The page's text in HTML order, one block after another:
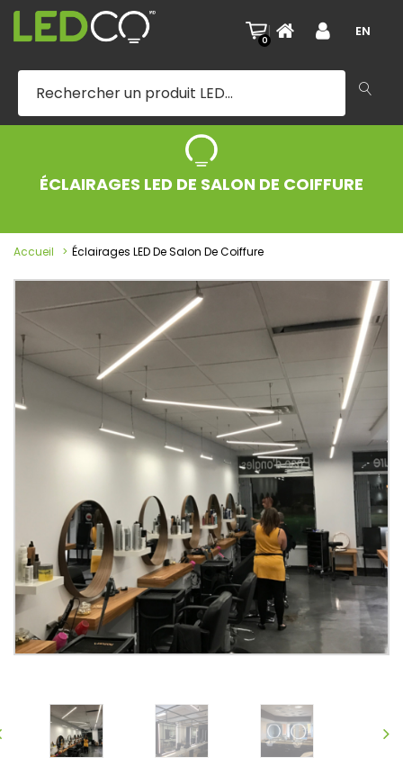
0
| EN
ÉCLAIRAGES LED DE SALON DE COIFFURE
Accueil Éclairages LED De Salon De Coiffure